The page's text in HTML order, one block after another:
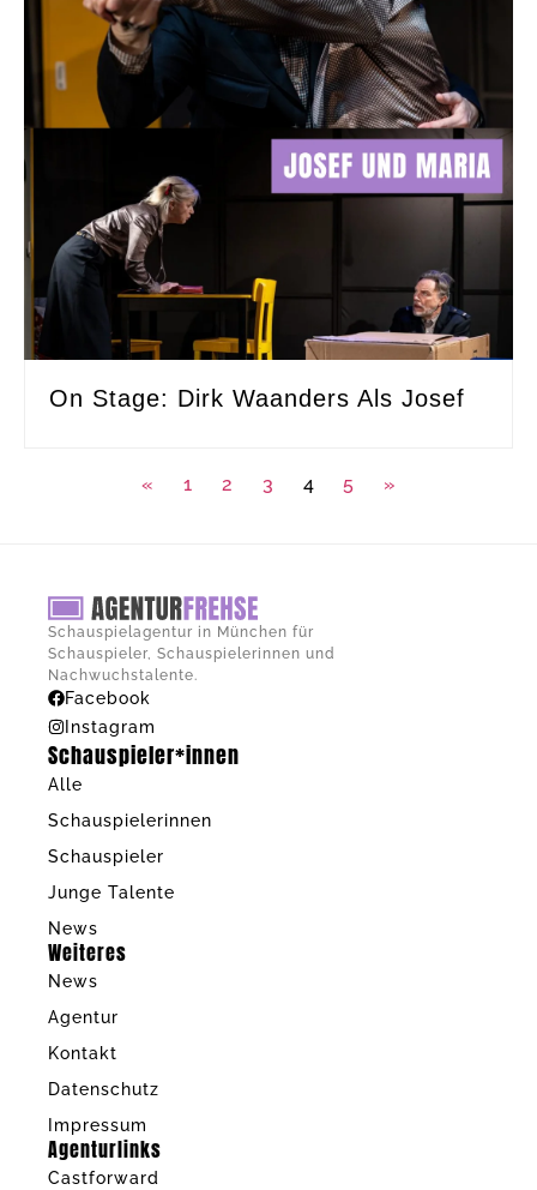
On Stage: Dirk Waanders Als Josef
« 1 2 3 4 5 »
Schauspielagentur in München für
Schauspieler, Schauspielerinnen und
Nachwuchstalente.
Facebook
Instagram
Schauspieler*innen
Alle
Schauspielerinnen
Schauspieler
Junge Talente
News
Weiteres
News
Agentur
Kontakt
Datenschutz
Impressum
Agenturlinks
Castforward